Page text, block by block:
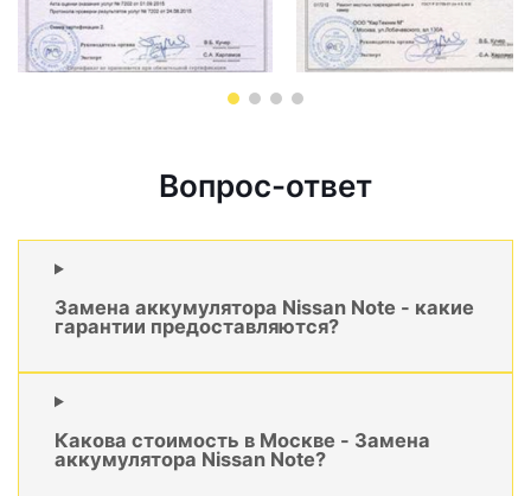
Вопрос-ответ
Замена аккумулятора Nissan Note - какие
гарантии предоставляются?
Какова стоимость в Москве - Замена
аккумулятора Nissan Note?